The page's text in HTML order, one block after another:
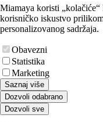
Miamaya koristi
korisničko iskustvo
personalizovanog sadržaja.
Obavezni
Statistika
Marketing
Saznaj više
Dozvoli odabrano
Dozvoli sve